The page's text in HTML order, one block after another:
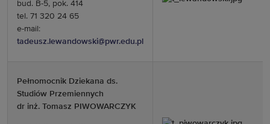
bud. B-5, pok. 414
tel. 71 320 24 65
e-mail:
tadeusz.lewandowski@pwr.edu.pl
Pełnomocnik Dziekana ds.
Studiów Przemiennych
dr inż. Tomasz PIWOWARCZYK